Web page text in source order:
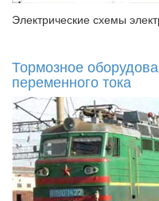
Электрические схемы
Тормозное
переменного тока